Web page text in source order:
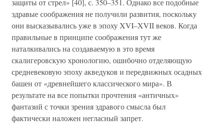
защиты от стрел» [40], с. 350–351. Однако все подобные
здравые соображения не получили развития, поскольку
они высказывались уже в эпоху XVI–XVII веков. Когда
правильные в принципе соображения тут же
наталкивались на создаваемую в это время
скалигеровскую хронологию, ошибочно отделяющую
средневековую эпоху акведуков и передвижных осадных
башен от «древнейшего классического мира». В
результате на все попытки прочтения «античных»
фантазий с точки зрения здравого смысла был
фактически наложен негласный запрет.